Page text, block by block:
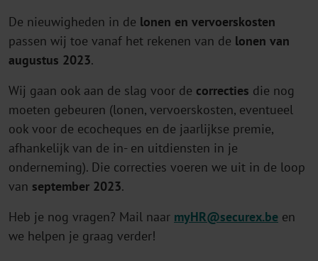
De nieuwigheden in de lonen en vervoerskosten
passen wij toe vanaf het rekenen van de lonen van
augustus 2023.
Wij gaan ook aan de slag voor de correcties die nog
moeten gebeuren (lonen, vervoerskosten, eventueel
ook voor de ecocheques en de jaarlijkse premie,
afhankelijk van de in- en uitdiensten in je
onderneming). Die correcties voeren we uit in de loop
van september 2023.
Heb je nog vragen? Mail naar myHR@securex.be en
we helpen je graag verder!